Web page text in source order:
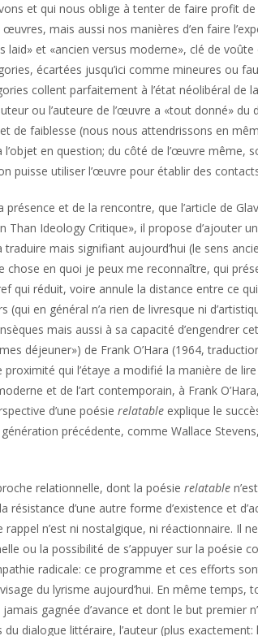
et qui nous oblige à tenter de faire profit
mais aussi nos manières d’en faire
et «ancien versus moderne», clé de
écartées jusqu’ici comme mineures ou
collent parfaitement à l’état néolibéral de
ou l’auteure de l’œuvre a «tout donné» du
de faiblesse (nous nous attendrissons en
en question; du côté de l’œuvre même,
puisse utiliser l’œuvre pour établir des
et de la rencontre, que l’article de
Than Ideology Critique», il propose d’ajouter
traduire mais signifiant aujourd’hui (le sens
chose en quoi je peux me reconnaître, qui
qui réduit, voire annule la distance entre ce
en général n’a rien de livresque ni
mais aussi à sa capacité d’engendrer
déjeuner») de Frank O’Hara (1964,
qui l’étaye a modifié la manière de lire
et de l’art contemporain, à Frank
d’une poésierelatable explique le
précédente, comme Wallace
relationnelle, dont la poésierelatable
d’une autre forme d’existence et
n’est ni nostalgique, ni réactionnaire. Il
ou la possibilité de s’appuyer sur la poésie
radicale: ce programme et ces efforts
du lyrisme aujourd’hui. En même temps,
gagnée d’avance et dont le but premier
dialogue littéraire, l’auteur (plus